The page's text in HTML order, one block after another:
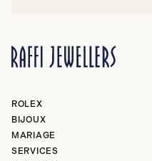
ROLEX
BIJOUX
MARIAGE
SERVICES